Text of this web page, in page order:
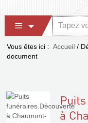
Vous êtes ici : Accueil /
document
à